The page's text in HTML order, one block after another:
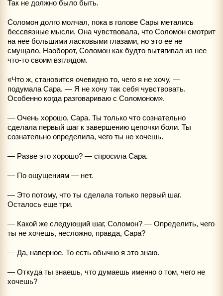
Так не должно было быть.
Соломон долго молчал, пока в голове Сары метались
бессвязные мысли. Она чувствовала, что Соломон смотрит
на нее большими ласковыми глазами, но это ее не
смущало. Наоборот, Соломон как будто вытягивал из нее
что-то своим взглядом.
«Что ж, становится очевидно то, чего я не хочу, —
подумала Сара. — Я не хочу так себя чувствовать.
Особенно когда разговариваю с Соломоном».
— Очень хорошо, Сара. Ты только что сознательно
сделала первый шаг к завершению цепочки боли. Ты
сознательно определила, чего ты не хочешь.
— Разве это хорошо? — спросила Сара.
— По ощущениям — нет.
— Это потому, что ты сделала только первый шаг.
Осталось еще три.
— Какой же следующий шаг, Соломон? — Определить, чего
ты не хочешь, несложно, правда, Сара?
— Да, наверное. То есть обычно я это знаю.
— Откуда ты знаешь, что думаешь именно о том, чего не
хочешь?